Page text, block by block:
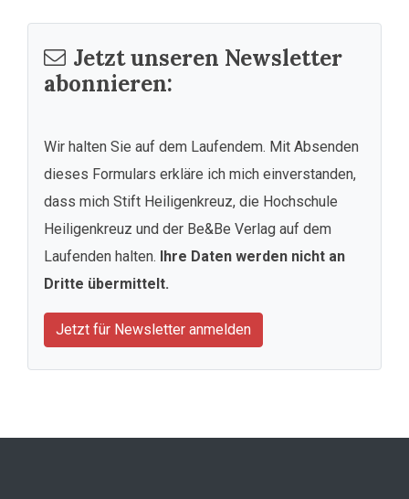
Jetzt unseren Newsletter
abonnieren:
Wir halten Sie auf dem Laufendem. Mit Absenden
dieses Formulars erkläre ich mich einverstanden,
dass mich Stift Heiligenkreuz, die Hochschule
Heiligenkreuz und der Be&Be Verlag auf dem
Laufenden halten. Ihre Daten werden nicht an
Dritte übermittelt.
Jetzt für Newsletter anmelden